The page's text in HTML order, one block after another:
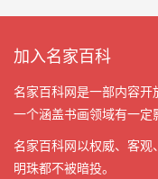
加入名家百科
名家百科网是一部内容
一个涵盖书画领域有一定
名家百科网以权威、客
明珠都不被暗投。